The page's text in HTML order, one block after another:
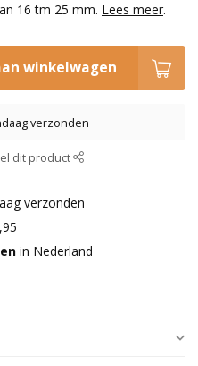
16 tm 25 mm. Lees meer.
winkelwagen
verzonden
dit product
verzonden
in Nederland